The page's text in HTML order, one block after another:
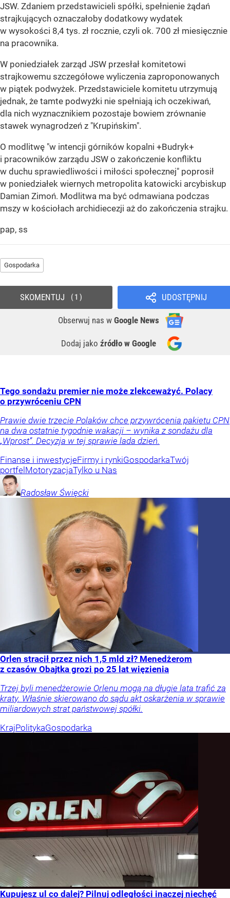
JSW. Zdaniem przedstawicieli spółki, spełnienie żądań
strajkujących oznaczałoby dodatkowy wydatek
w wysokości 8,4 tys. zł rocznie, czyli ok. 700 zł miesięcznie
na pracownika.
W poniedziałek zarząd JSW przesłał komitetowi
strajkowemu szczegółowe wyliczenia zaproponowanych
w piątek podwyżek. Przedstawiciele komitetu utrzymują
jednak, że tamte podwyżki nie spełniają ich oczekiwań,
dla nich wyznacznikiem pozostaje bowiem zrównanie
stawek wynagrodzeń z "Krupińskim".
O modlitwę "w intencji górników kopalni +Budryk+
i pracowników zarządu JSW o zakończenie konfliktu
w duchu sprawiedliwości i miłości społecznej" poprosił
w poniedziałek wiernych metropolita katowicki arcybiskup
Damian Zimoń. Modlitwa ma być odmawiana podczas
mszy w kościołach archidiecezji aż do zakończenia strajku.
pap, ss
Gospodarka
UDOSTĘPNIJ
Obserwuj nas w Google News
Dodaj jako źródło w Google
SKOMENTUJ 1
Tego sondażu premier nie może zlekceważyć. Polacy
o przywróceniu CPN
Prawie dwie trzecie Polaków chce przywrócenia pakietu CPN
na dwa ostatnie tygodnie wakacji – wynika z sondażu dla
„Wprost”. Decyzja w tej sprawie lada dzień.
Finanse i inwestycjeFirmy i rynkiGospodarkaTwój
portfel MotoryzacjaTylko u Nas
Radosław Święcki
Orlen stracił przez nich 1,5 mld zł? Menedżerom
z czasów Obajtka grozi po 25 lat więzienia
Trzej byli menedżerowie Orlenu mogą na długie lata trafić za
kraty. Właśnie skierowano do sądu akt oskarżenia w sprawie
miliardowych strat państwowej spółki.
KrajPolitykaGospodarka
Kupujesz ul co dalej? Pilnuj odległości inaczej niechęć